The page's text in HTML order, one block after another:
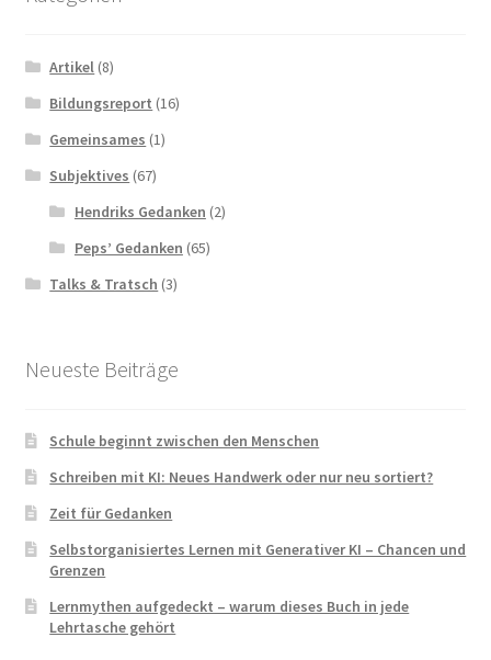
Artikel (8)
Bildungsreport (16)
Gemeinsames (1)
Subjektives (67)
Hendriks Gedanken (2)
Peps’ Gedanken (65)
Talks & Tratsch (3)
Neueste Beiträge
Schule beginnt zwischen den Menschen
Schreiben mit KI: Neues Handwerk oder nur neu sortiert?
Zeit für Gedanken
Selbstorganisiertes Lernen mit Generativer KI – Chancen und
Grenzen
Lernmythen aufgedeckt – warum dieses Buch in jede
Lehrtasche gehört